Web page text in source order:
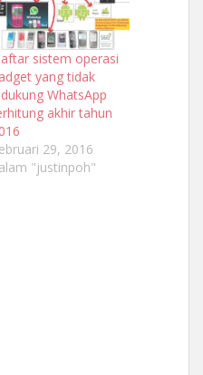
sistem operasi
yang tidak
WhatsApp
akhir tahun
29, 2016
"justinpoh"